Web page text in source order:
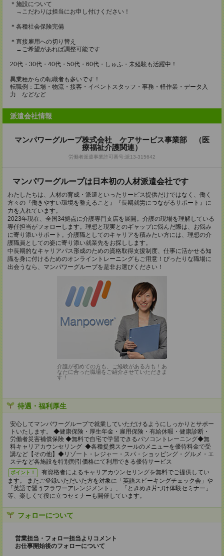
＊施設について
→こだわりは担当にお申し付けください！
＊各種社会保険完備
＊直接雇用への切り替え
→ご希望があれば調整可能です
20代・30代・40代・50代・60代・しゅふ・未経験も活躍中！
異業種からの転職者も多いです！
転職例：工場・物流・接客・イベントスタッフ・事務・軽作業・データ入
力 などなど
派遣会社情報
マンパワーグループ株式会社 ケアサービス事業部 （医
療福祉介護関連）
労働者派遣事業許可番号:派13-315642
マンパワーグループは日本初の人材派遣会社です
わたしたちは、人材の育成・派遣といったサービス提供だけではなく、働く
方々の『働きやすい環境を整えること』『長期就労につながるサポート』に
力を入れています。
2023年現在、全国34拠点に介護専門支店を展開。介護の現場を理解している
専任担当がフォローします。理想と現実とのギャップに悩んだ際は、お悩み
に寄り添いサポート。介護職としてのキャリアを積みたい方には、理想の介
護職員としての姿に寄り添い就業先をお探しします。
中長期的なキャリアパス形成のための資格取得支援制度、仕事に活かせる知
識を身に付けるためのオンライントレーニングもご用意！ぴったりな職場に
出会うなら、マンパワーグループを是非お選びください！
介護が初めての方も、ご経験がある方も！あ
なたに合った職場をご紹介させていただきま
す！
待遇・福利厚生
安心してマンパワーグループで就業していただけるようにしっかりとサポー
トいたします。 ◆健康保険・厚生年金・雇用保険・有給休暇・健康診断・
労働者災害補償保険 ◆無料で自宅で学習できるパソコントレーニング◆無
料キャリアカウンセリング ◆各種提携スクールのメニューを優待料金で受
講など【その他】◆リゾート・レジャー・スパ・ショッピング・グルメ・エ
ステなど各施設を特別割引価格にて利用できる優待サービス
ポイント！
有資格者によるキャリアカウンセリングを無料でご提供してい
ます。 またご登録いただいた方を対象に「英語スピーキングチェック会」や
「英語で習うフラワーアレンジメント」、「ときめき片づけ体験セミナー」
等、楽しくて役に立つセミナーも開催しています。
フォローについて
営業担当・フォロー担当よりコメント
お仕事開始後のフォローについて